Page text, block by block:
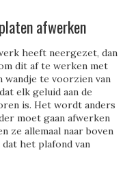
afwerken
heeft neergezet, dan
dit af te werken met
te voorzien van
elk geluid aan de
is. Het wordt anders
moet gaan afwerken
ze allemaal naar boven
het plafond van